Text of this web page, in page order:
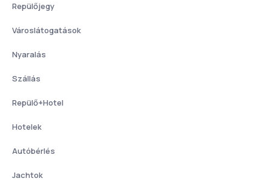
Repülőjegy
Városlátogatások
Nyaralás
Szállás
Repülő+Hotel
Hotelek
Autóbérlés
Jachtok